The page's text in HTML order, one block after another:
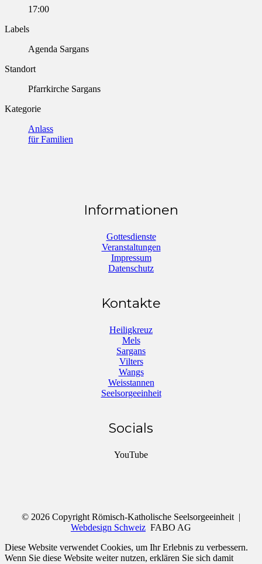
17:00
Labels
Agenda Sargans
Standort
Pfarrkirche Sargans
Kategorie
Anlass
für Familien
Informationen
Gottesdienste
Veranstaltungen
Impressum
Datenschutz
Kontakte
Heiligkreuz
Mels
Sargans
Vilters
Wangs
Weisstannen
Seelsorgeeinheit
Socials
YouTube
© 2026 Copyright Römisch-Katholische Seelsorgeeinheit |
Webdesign Schweiz FABO AG
Diese Website verwendet Cookies, um Ihr Erlebnis zu verbessern.
Wenn Sie diese Website weiter nutzen, erklären Sie sich damit